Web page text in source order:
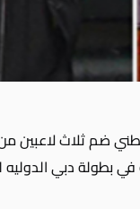
ضم ثلاث